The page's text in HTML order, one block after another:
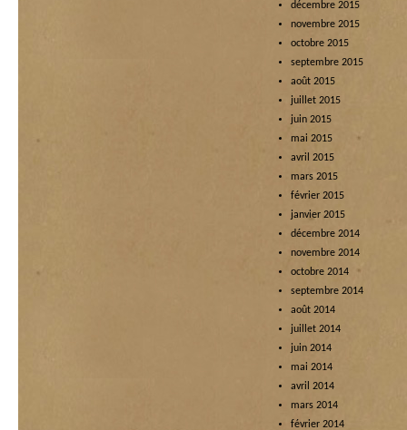
décembre 2015
novembre 2015
octobre 2015
septembre 2015
août 2015
juillet 2015
juin 2015
mai 2015
avril 2015
mars 2015
février 2015
janvier 2015
décembre 2014
novembre 2014
octobre 2014
septembre 2014
août 2014
juillet 2014
juin 2014
mai 2014
avril 2014
mars 2014
février 2014